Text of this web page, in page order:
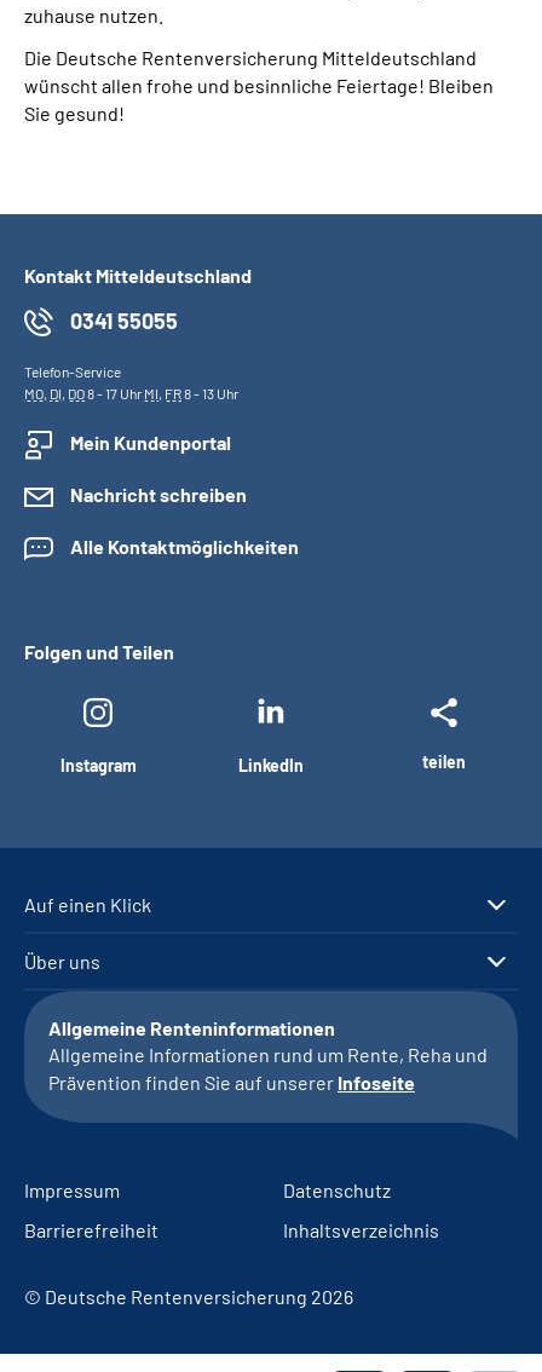
zuhause nutzen.
Die Deutsche Rentenversicherung Mitteldeutschland
wünscht allen frohe und besinnliche Feiertage! Bleiben
Sie gesund!
Kontakt Mitteldeutschland
0341 55055
Telefon-Service
MO, DI, DO8 - 17 Uhr MI, FR8 - 13 Uhr
Mein Kundenportal
Nachricht schreiben
Alle Kontaktmöglichkeiten
Folgen und Teilen
Instagram LinkedIn teilen
Auf einen Klick
Über uns
Allgemeine Renteninformationen
Allgemeine Informationen rund um Rente, Reha und
Prävention finden Sie auf unserer Infoseite
Impressum
Datenschutz
Barrierefreiheit
Inhaltsverzeichnis
© Deutsche Rentenversicherung 2026